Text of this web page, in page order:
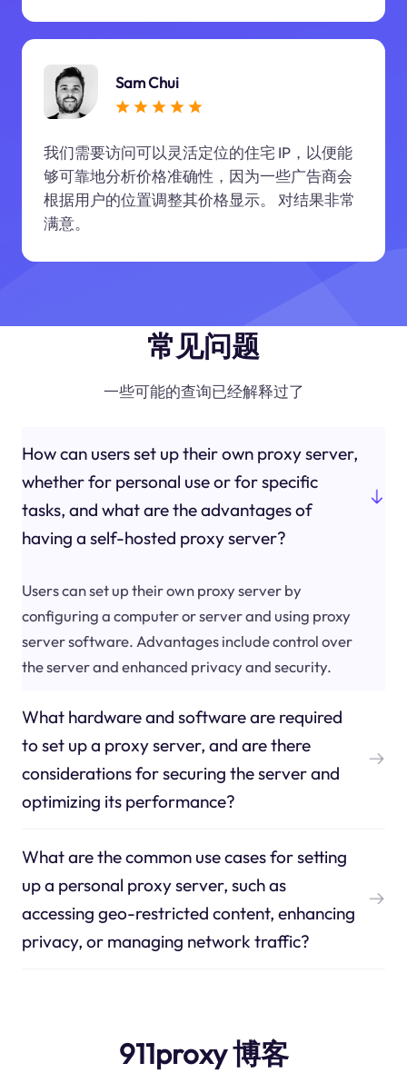
Sam Chui
我们需要访问可以灵活定位的住宅 IP，以便能
够可靠地分析价格准确性，因为一些广告商会
根据用户的位置调整其价格显示。 对结果非常
满意。
常见问题
一些可能的查询已经解释过了
How can users set up their own proxy server,
whether for personal use or for specific
tasks, and what are the advantages of
having a self-hosted proxy server?
Users can set up their own proxy server by
configuring a computer or server and using proxy
server software. Advantages include control over
the server and enhanced privacy and security.
What hardware and software are required
to set up a proxy server, and are there
considerations for securing the server and
optimizing its performance?
What are the common use cases for setting
up a personal proxy server, such as
accessing geo-restricted content, enhancing
privacy, or managing network traffic?
911proxy 博客